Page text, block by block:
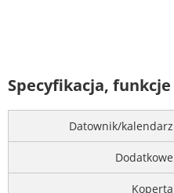
Specyfikacja, funkcje
Datownik/kalendarz
Dodatkowe
Koperta